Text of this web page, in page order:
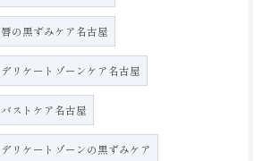
唇の黒ずみケア名古屋
デリケートゾーンケア名古屋
バストケア名古屋
デリケートゾーンの黒ずみケア